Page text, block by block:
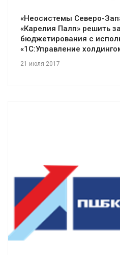
«Неосистемы Северо-
«Карелия Палп» решить
бюджетирования с
«1С:Управление
21 июля 2017